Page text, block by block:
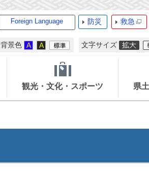
Foreign Language 防災 救急
背景色 文字サイズ
観光・文化・スポーツ 県